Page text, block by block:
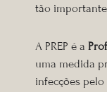
tão
A PREP é a
uma medida
infecções